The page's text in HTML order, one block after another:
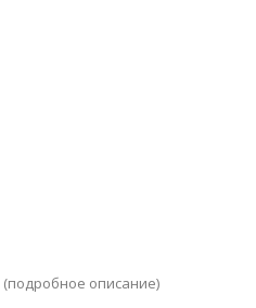
(подробное описание)